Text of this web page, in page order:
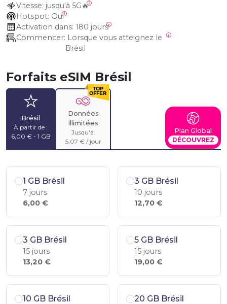
Vitesse: jusqu'à 5G🔥
Hotspot: Oui
Activation dans: 180 jours
Commencer:
Brésil
Forfaits eSIM Brésil
Brésil
À partir de :
6,00 € - 1 GB
Données
Illimitées
Jusqu'à:
5,07 € / jour
Plan Global
DÉCOUVREZ
1 GB Brésil
7 jours
6,00 €
3 GB Brésil
10 jours
12,70 €
3 GB Brésil
15 jours
13,20 €
5 GB Brésil
15 jours
19,00 €
10 GB Brésil 20 GB Brésil